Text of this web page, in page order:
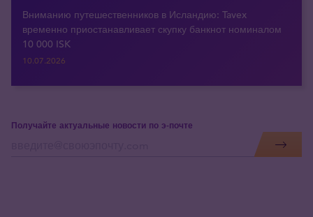
Вниманию путешественников в Исландию: Tavex
временно приостанавливает скупку банкнот номиналом
10 000 ISK
10.07.2026
Получайте актуальные новости по э-почте